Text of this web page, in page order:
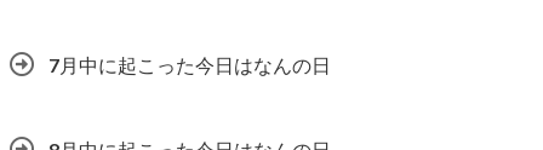
7月中に起こった今日はなんの日